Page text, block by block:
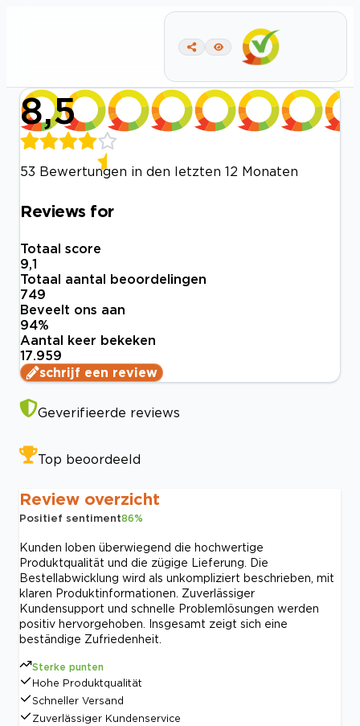
8,5
53 Bewertungen in den letzten 12 Monaten
Reviews for
Totaal score
9,1
Totaal aantal beoordelingen
749
Beveelt ons aan
94%
Aantal keer bekeken
17.959
schrijf een review
Geverifieerde reviews
Top beoordeeld
Review overzicht
Positief sentiment86%
Kunden loben überwiegend die hochwertige
Produktqualität und die zügige Lieferung. Die
Bestellabwicklung wird als unkompliziert beschrieben, mit
klaren Produktinformationen. Zuverlässiger
Kundensupport und schnelle Problemlösungen werden
positiv hervorgehoben. Insgesamt zeigt sich eine
beständige Zufriedenheit.
Sterke punten
Hohe Produktqualität
Schneller Versand
Zuverlässiger Kundenservice